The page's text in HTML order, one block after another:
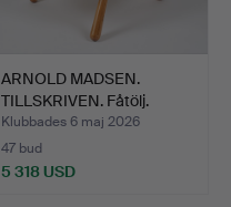
ARNOLD MADSEN.
TILLSKRIVEN. Fåtölj.
"Musli…
Klubbades 6 maj 2026
47 bud
5 318 USD